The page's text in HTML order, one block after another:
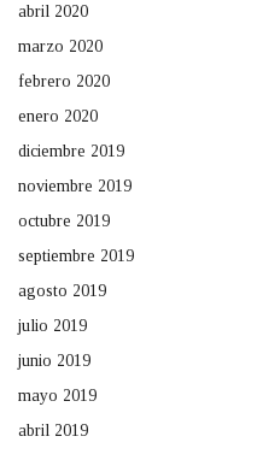
abril 2020
marzo 2020
febrero 2020
enero 2020
diciembre 2019
noviembre 2019
octubre 2019
septiembre 2019
agosto 2019
julio 2019
junio 2019
mayo 2019
abril 2019